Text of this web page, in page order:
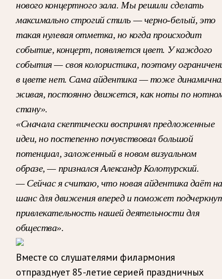
нового концертного зала. Мы решили сделать
максимально строгий стиль — черно-белый, это
такая нулевая отметка, но когда происходит
событие, концерт, появляется цвет. У каждого
события — своя колористика, поэтому
в цвете нет. Сама айдентика — тоже
живая, постоянно движется, как ноты по
стану».
«Сначала скептически воспринял предложенные
идеи, но постепенно почувствовал большой
потенциал, заложенный в новом визуальном
образе, — признался Александр Колотурский.
— Сейчас я считаю, что новая айдентика даёт
шанс для движения вперед и поможет
привлекательность нашей деятельности для
общества».
Вместе со слушателями филармония
отпразднует 85-летие серией праздничных